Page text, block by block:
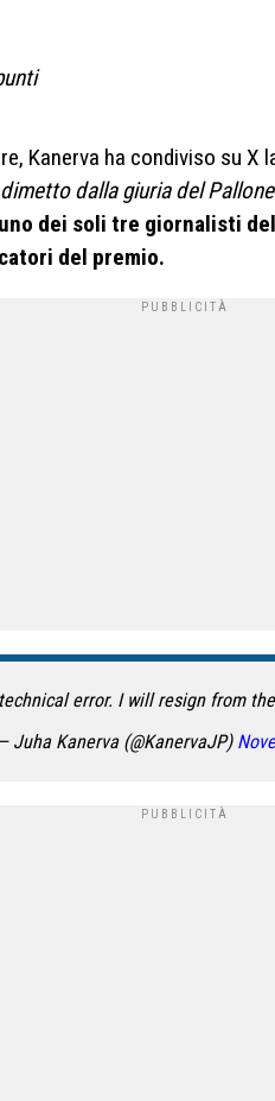
Kanerva ha condiviso su X
dalla giuria del Pallone
uno dei soli tre giornalisti
del premio.
error. I will resign from the
Juha Kanerva (@KanervaJP)